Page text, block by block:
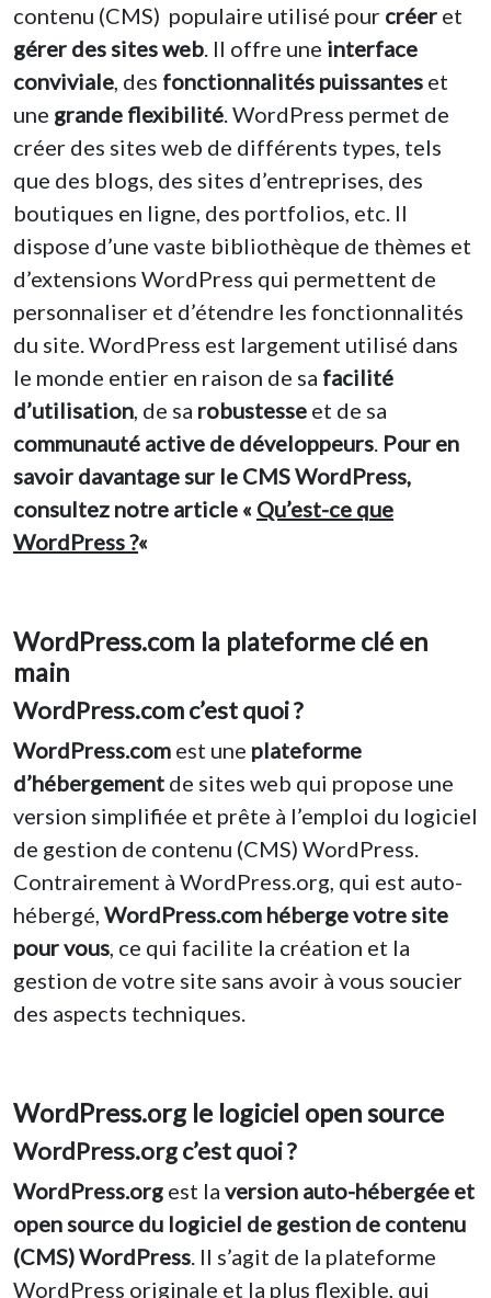
contenu (CMS) populaire utilisé pour créer et
gérer des sites web . Il offre une interface
conviviale , des fonctionnalités puissantes et
une grande flexibilité . WordPress permet de
créer des sites web de différents types, tels
que des blogs, des sites d’entreprises, des
boutiques en ligne, des portfolios, etc. Il
dispose d’une vaste bibliothèque de thèmes et
d’extensions WordPress qui permettent de
personnaliser et d’étendre les fonctionnalités
du site. WordPress est largement utilisé dans
le monde entier en raison de sa facilité
d’utilisation , de sa robustesse et de sa
communauté active de développeurs Pour en
savoir davantage sur le CMS WordPress,
consultez notre article « Qu’est-ce que
WordPress ?«
WordPress.com la plateforme clé en
main
WordPress.com c’est quoi ?
WordPress.com est une plateforme
d’hébergement de sites web qui propose une
version simplifiée et prête à l’emploi du logiciel
de gestion de contenu (CMS) WordPress.
Contrairement à WordPress.org, qui est auto-
hébergé, WordPress.com héberge votre site
pour vous , ce qui facilite la création et la
gestion de votre site sans avoir à vous soucier
des aspects techniques.
WordPress.org le logiciel open source
WordPress.org c’est quoi ?
WordPress.org est la version auto-hébergée et
open source du logiciel de gestion de contenu
(CMS) WordPress . Il s’agit de la plateforme
WordPress originale et la plus flexible, qui